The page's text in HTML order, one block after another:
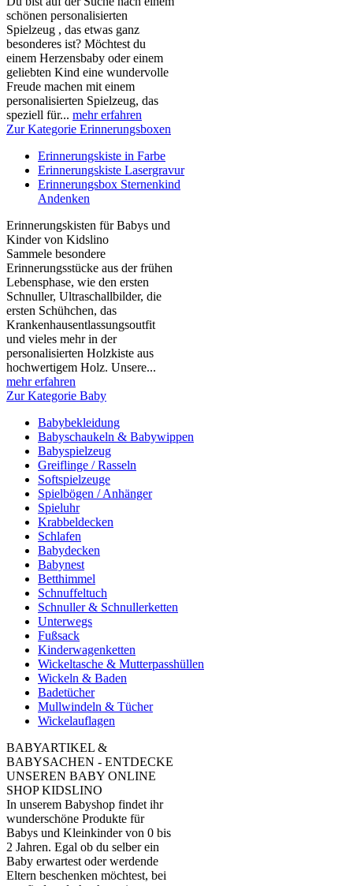
schönen personalisierten
Spielzeug , das etwas ganz
besonderes ist? Möchtest du
einem Herzensbaby oder einem
geliebten Kind eine wundervolle
Freude machen mit einem
personalisierten Spielzeug, das
speziell für... mehr erfahren
Zur Kategorie Erinnerungsboxen
Erinnerungskiste in Farbe
Erinnerungskiste Lasergravur
Erinnerungsbox Sternenkind
Andenken
Erinnerungskisten für Babys und
Kinder von Kidslino
Sammele besondere
Erinnerungsstücke aus der frühen
Lebensphase, wie den ersten
Schnuller, Ultraschallbilder, die
ersten Schühchen, das
Krankenhausentlassungsoutfit
und vieles mehr in der
personalisierten Holzkiste aus
hochwertigem Holz. Unsere...
mehr erfahren
Zur Kategorie Baby
Babybekleidung
Babyschaukeln & Babywippen
Babyspielzeug
Greiflinge / Rasseln
Softspielzeuge
Spielbögen / Anhänger
Spieluhr
Krabbeldecken
Schlafen
Babydecken
Babynest
Betthimmel
Schnuffeltuch
Schnuller & Schnullerketten
Unterwegs
Fußsack
Kinderwagenketten
Wickeltasche & Mutterpasshüllen
Wickeln & Baden
Badetücher
Mullwindeln & Tücher
Wickelauflagen
BABYARTIKEL &
BABYSACHEN - ENTDECKE
UNSEREN BABY ONLINE
SHOP KIDSLINO
In unserem Babyshop findet ihr
wunderschöne Produkte für
Babys und Kleinkinder von 0 bis
2 Jahren. Egal ob du selber ein
Baby erwartest oder werdende
Eltern beschenken möchtest, bei